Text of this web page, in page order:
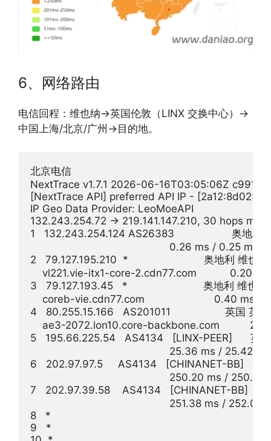
6、网络路由
电信回程：维也纳→英国伦敦（LINX 交换中心）→
中国上海/北京/广州→目的地。
北京电信
NextTrace v1.7.1 2026-06-16T03:05:06Z
[NextTrace API] preferred API IP -
IP Geo Data Provider: LeoMoeAPI
132.243.254.72 -> 219.141.147.210, 30 hops
1   132.243.254.124 AS26383                   奥地利
0.26 ms / 0.25 ms
2   79.127.195.210  *                         奥地利 维
vl221.vie-itx1-core-2.cdn77.com           0.20
3   79.127.193.45   *                         奥地利 维
coreb-vie.cdn77.com                       0.40 ms
4   80.255.15.166   AS201011                  英国 英
ae3-2072.lon10.core-backbone.com
5   195.66.225.54   AS4134   [LINX-PEER]      英
25.36 ms /
6   202.97.97.5     AS4134   [CHINANET-BB]
250.20 ms /
7   202.97.39.58    AS4134   [CHINANET-BB]
251.38 ms /
8   *
9   *